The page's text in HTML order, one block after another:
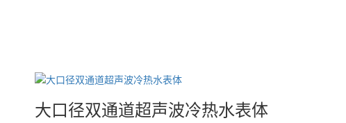
大口径双通道超声波冷热水表体